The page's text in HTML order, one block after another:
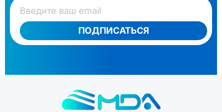
ПОДПИСАТЬСЯ